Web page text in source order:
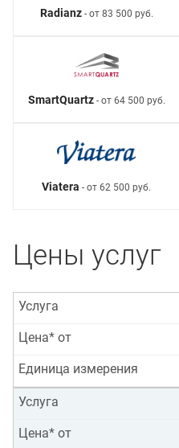
Radianz- от 83 500 руб.
SmartQuartz- от 64 500 руб.
Viatera - от 62 500 руб.
Цены услуг
Услуга
Цена* от
Единица измерения
Услуга
Цена* от